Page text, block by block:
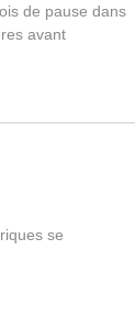
de pause dans
avant
se